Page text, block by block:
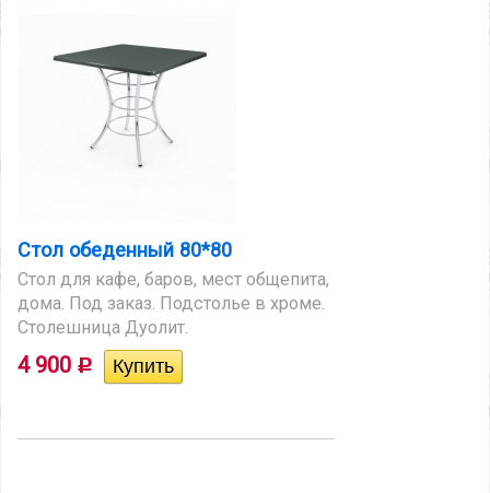
Стол обеденный 80*80
Стол для кафе, баров, мест общепита,
дома. Под заказ. Подстолье в хроме.
Столешница Дуолит.
4 900 Р